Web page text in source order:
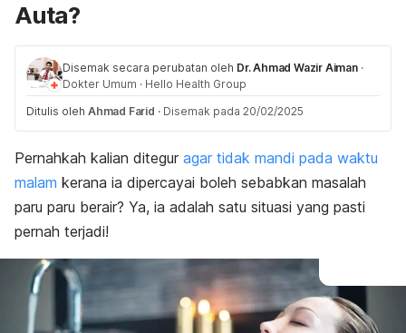
Auta?
Disemak secara perubatan oleh Dr. Ahmad Wazir Aiman ·
Dokter Umum · Hello Health Group
Ditulis oleh Ahmad Farid · Disemak pada 20/02/2025
Pernahkah kalian ditegur agar tidak mandi pada waktu
malam kerana ia dipercayai boleh sebabkan masalah
paru paru berair? Ya, ia adalah satu situasi yang pasti
pernah terjadi!